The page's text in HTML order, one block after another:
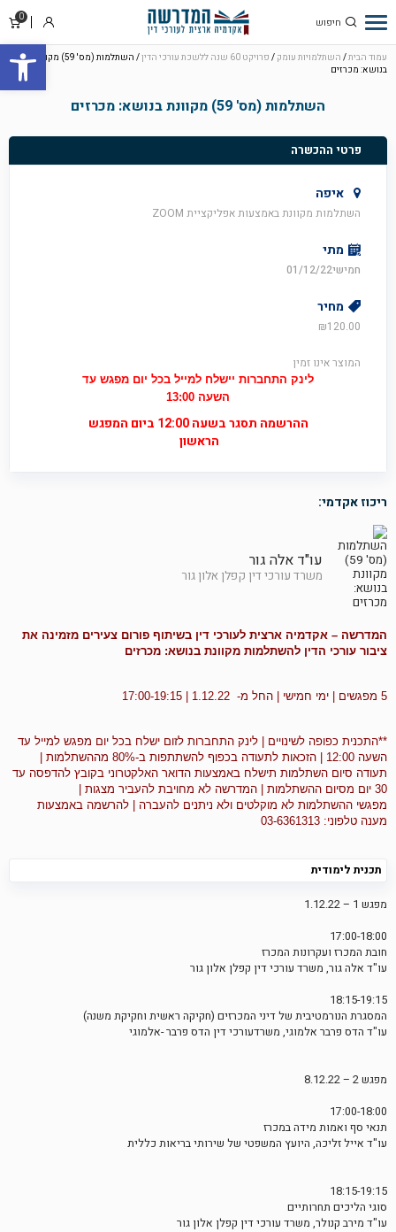
פתח
0
סל
התחבר
עמוד הבית/ השתלמויות עומק / פרויקט 60 שנה ללשכת עורכי הדין
/ השתלמות (מס' 59) מקוונת
בנושא: מכרזים
השתלמות (מס' 59) מקוונת בנושא: מכרזים
פרטי ההכשרה
איפה
השתלמות מקוונת באמצעות אפליקציית ZOOM
מתי
חמישי01/12/22
מחיר
₪120.00
המוצר אינו זמין
לינק התחברות יישלח למייל בכל יום מפגש עד
השעה 13:00
ההרשמה תסגר בשעה 12:00 ביום המפגש
הראשון
ריכוז אקדמי:
עו"ד אלה גור
משרד עורכי דין קפלן אלון גור
המדרשה – אקדמיה ארצית לעורכי דין בשיתוף פורום צעירים מזמינה את
ציבור עורכי הדין להשתלמות מקוונת בנושא: מכרזים
5 מפגשים | ימי חמישי | החל מ- 1.12.22 | 17:00-19:15
**התכנית כפופה לשינויים | לינק התחברות לזום ישלח בכל יום מפגש למייל עד
השעה 12:00 | הזכאות לתעודה בכפוף להשתתפות ב-80% מההשתלמות |
תעודה סיום השתלמות תישלח באמצעות הדואר האלקטרוני בקובץ להדפסה עד
30 יום מסיום ההשתלמות | המדרשה לא מחויבת להעביר מצגות |
מפגשי ההשתלמות לא מוקלטים ולא ניתנים להעברה | להרשמה באמצעות
מענה טלפוני: 03-6361313
תכנית לימודית
מפגש 1 – 1.12.22
17:00-18:00
חובת המכרז ועקרונות המכרז
עו"ד אלה גור, משרד עורכי דין קפלן אלון גור
18:15-19:15
המסגרת הנורמטיבית של דיני המכרזים (חקיקה ראשית וחקיקת משנה)
עו"ד הדס פרבר אלמוגי, משרדעורכי דין הדס פרבר -אלמוגי
מפגש 2 – 8.12.22
17:00-18:00
תנאי סף ואמות מידה במכרז
עו"ד אייל זליכה, היועץ המשפטי של שירותי בריאות כללית
18:15-19:15
סוגי הליכים תחרותיים
עו"ד מירב קנולר, משרד עורכי דין קפלן אלון גור